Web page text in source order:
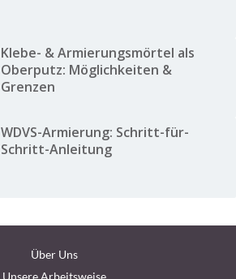
Klebe- & Armierungsmörtel als
Oberputz: Möglichkeiten &
Grenzen
WDVS-Armierung: Schritt-für-
Schritt-Anleitung
Über Uns
Unsere Arbeitsweise